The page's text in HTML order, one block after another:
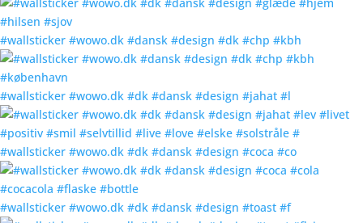
#wallsticker #wowo.dk #dansk #design #dk #chp #kbh
#wallsticker #wowo.dk #dk #dansk #design #jahat #l
#wallsticker #wowo.dk #dk #dansk #design #coca #co
#wallsticker #wowo.dk #dk #dansk #design #toast #f